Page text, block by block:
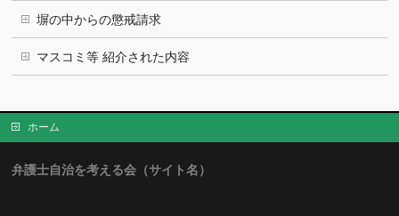
塀の中からの懲戒請求
マスコミ等 紹介された内容
ホーム
弁護士自治を考える会（サイト名）